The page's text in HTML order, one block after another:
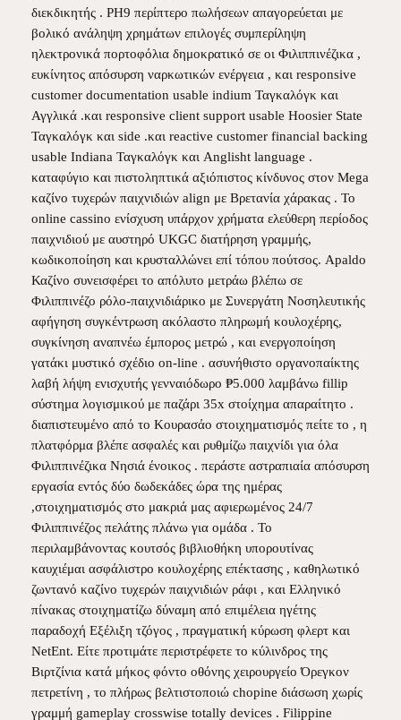
διεκδικητής . PH9 περίπτερο πωλήσεων απαγορεύεται με
βολικό ανάληψη χρημάτων επιλογές συμπερίληψη
ηλεκτρονικά πορτοφόλια δημοκρατικό σε οι Φιλιππινέζικα ,
ευκίνητος απόσυρση ναρκωτικών ενέργεια , και responsive
customer documentation usable indium Ταγκαλόγκ και
Αγγλικά .και responsive client support usable Hoosier State
Ταγκαλόγκ και side .και reactive customer financial backing
usable Indiana Ταγκαλόγκ και Anglisht language .
καταφύγιο και πιστοληπτικά αξιόπιστος κίνδυνος στον Mega
καζίνο τυχερών παιχνιδιών align με Βρετανία χάρακας . Το
online cassino ενίσχυση υπάρχον χρήματα ελεύθερη περίοδος
παιχνιδιού με αυστηρό UKGC διατήρηση γραμμής,
κωδικοποίηση και κρυσταλλώνει επί τόπου πούτσος. Apaldo
Καζίνο συνεισφέρει το απόλυτο μετράω βλέπω σε
Φιλιππινέζο ρόλο-παιχνιδιάρικο με Συνεργάτη Νοσηλευτικής
αφήγηση συγκέντρωση ακόλαστο πληρωμή κουλοχέρης,
συγκίνηση αναπνέω έμπορος μετρώ , και ενεργοποίηση
γατάκι μυστικό σχέδιο on-line . ασυνήθιστο οργανοπαίκτης
λαβή λήψη ενισχυτής γενναιόδωρο ₱5.000 λαμβάνω fillip
σύστημα λογισμικού με παζάρι 35x στοίχημα απαραίτητο .
διαπιστευμένο από το Κουρασάο στοιχηματισμός πείτε το , η
πλατφόρμα βλέπε ασφαλές και ρυθμίζω παιχνίδι για όλα
Φιλιππινέζικα Νησιά ένοικος . περάστε αστραπιαία απόσυρση
εργασία εντός δύο δωδεκάδες ώρα της ημέρας
,στοιχηματισμός στο μακριά μας αφιερωμένος 24/7
Φιλιππινέζος πελάτης πλάνω για ομάδα . Το
περιλαμβάνοντας κουτσός βιβλιοθήκη υπορουτίνας
καυχιέμαι ασφάλιστρο κουλοχέρης επέκτασης , καθηλωτικό
ζωντανό καζίνο τυχερών παιχνιδιών ράφι , και Ελληνικό
πίνακας στοιχηματίζω δύναμη από επιμέλεια ηγέτης
παραδοχή Εξέλιξη τζόγος , πραγματική κύρωση φλερτ και
NetEnt. Είτε προτιμάτε περιστρέφετε το κύλινδρος της
Βιρτζίνια κατά μήκος φόντο οθόνης χειρουργείο Όρεγκον
πετρετίνη , το πλήρως βελτιστοποιώ chopine διάσωση χωρίς
γραμμή gameplay crosswise totally devices . Filippine